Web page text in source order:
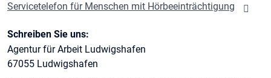
Servicetelefon für Menschen mit Hörbeeinträchtigung
Schreiben Sie uns:
Agentur für Arbeit Ludwigshafen
67055 Ludwigshafen